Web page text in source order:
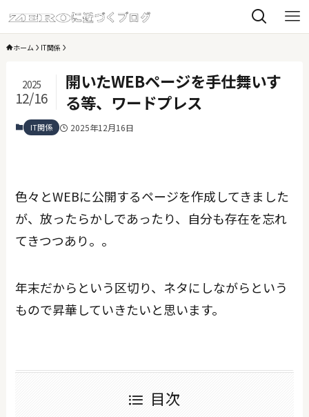
ホーム IT関係
開いたWEBページを手仕舞いす
る等、ワードプレス
2025
12/16
IT関係 2025年12月16日
色々とWEBに公開するページを作成してきました
が、放ったらかしであったり、自分も存在を忘れ
てきつつあり。。
年末だからという区切り、ネタにしながらという
もので昇華していきたいと思います。
目次